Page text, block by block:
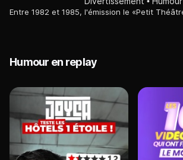
Humour en replay